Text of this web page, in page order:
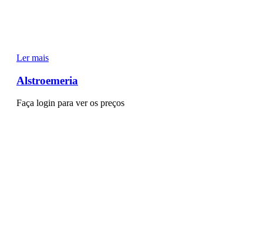
Ler mais
Alstroemeria
Faça login para ver os preços